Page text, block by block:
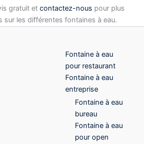
gratuit et contactez-nous pour plus
sur les différentes fontaines à eau.
Fontaine à eau
pour restaurant
Fontaine à eau
entreprise
Fontaine à eau
bureau
Fontaine à eau
pour open